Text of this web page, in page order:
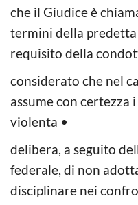
che il Giudice è
termini della predetta
requisito della
considerato che nel
assume con
violenta •
delibera, a seguito
federale, di non
disciplinare nei